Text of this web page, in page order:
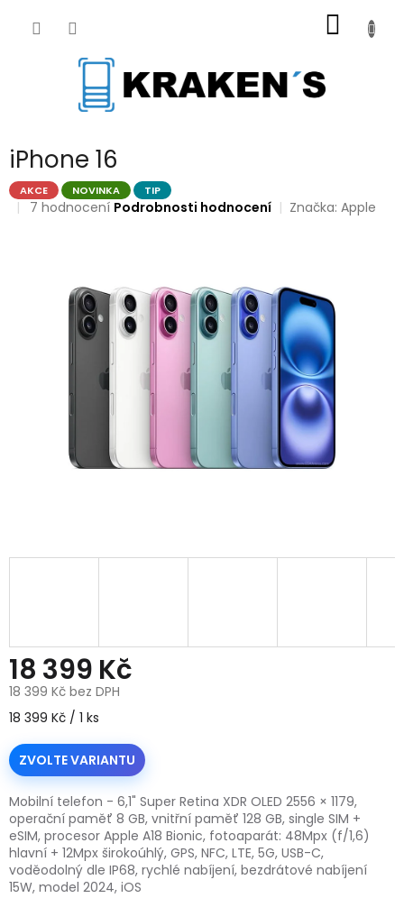
KOŠÍK
iPhone 16
AKCE NOVINKA TIP
Průměrné
hvězdiček.
7 hodnocení Podrobnosti hodnocení Značka: Apple
18 399 Kč
18 399 Kč bez DPH
Měrná
18 399 Kč / 1 ks
ZVOLTE VARIANTU
Mobilní telefon - 6,1" Super Retina XDR OLED 2556 × 1179,
operační paměť 8 GB, vnitřní paměť 128 GB, single SIM +
eSIM, procesor Apple A18 Bionic, fotoaparát: 48Mpx (f/1,6)
hlavní + 12Mpx širokoúhlý, GPS, NFC, LTE, 5G, USB-C,
voděodolný dle IP68, rychlé nabíjení, bezdrátové nabíjení
15W, model 2024, iOS